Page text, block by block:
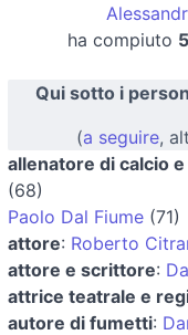
ha compiuto
Qui sotto i
(a seguire,
allenatore di calcio
(68)
Paolo Dal Fiume (71)
attore: Roberto
attore e scrittore:
attrice teatrale e
autore di fumetti: